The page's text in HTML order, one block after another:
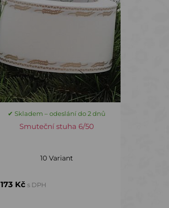
✔ Skladem – odeslání do 2 dnů
Smuteční stuha 6/50
10 Variant
173 Kč s DPH